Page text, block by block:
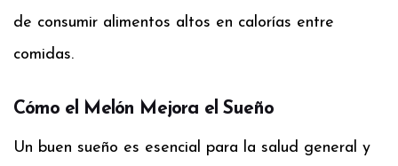
de consumir alimentos altos en calorías entre
comidas.
Cómo el Melón Mejora el Sueño
Un buen sueño es esencial para la salud general y